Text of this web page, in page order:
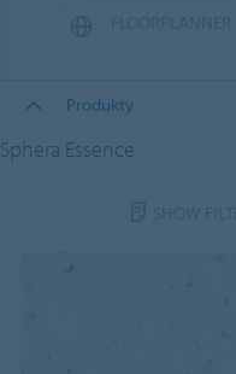
Produkty
Sphera Essence